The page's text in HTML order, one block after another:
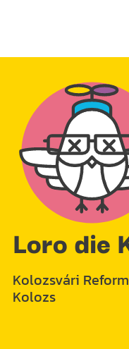
Loro die
Kolozsvári
Kolozs